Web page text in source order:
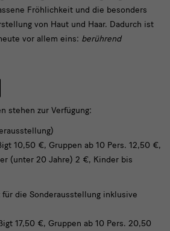
Fröhlichkeit und die besonders
von Haut und Haar. Dadurch ist
vor allem eins: berührend
stehen zur Verfügung:
10,50 €, Gruppen ab 10 Pers. 12,50 €,
(unter 20 Jahre) 2 €, Kinder bis
die Sonderausstellung inklusive
17,50 €, Gruppen ab 10 Pers. 20,50